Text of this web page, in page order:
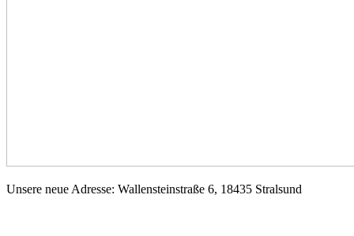
Unsere neue Adresse: Wallensteinstraße 6, 18435 Stralsund